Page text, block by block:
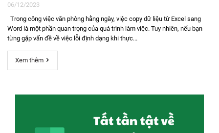
06/12/2023
Trong công việc văn phòng hằng ngày, việc copy dữ liệu từ Excel sang
Word là một phần quan trọng của quá trình làm việc. Tuy nhiên, nếu bạn
từng gặp vấn đề về việc lỗi định dạng khi thực...
Xem thêm